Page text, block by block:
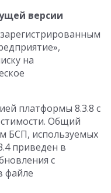
версии
на
платформы 8.3.8 с
Общий
БСП, используемых
приведен в
с
файле